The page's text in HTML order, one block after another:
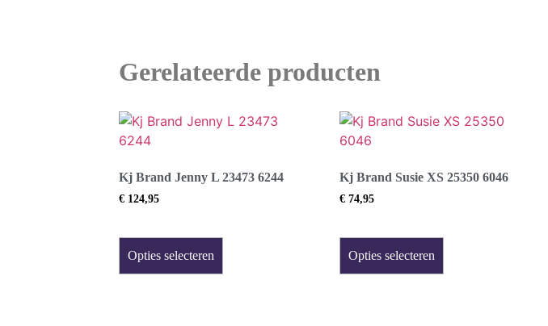
Gerelateerde producten
Kj Brand Jenny L 23473 6244
€ 124,95
Opties selecteren
Kj Brand Susie XS 25350 6046
€74,95
Opties selecteren